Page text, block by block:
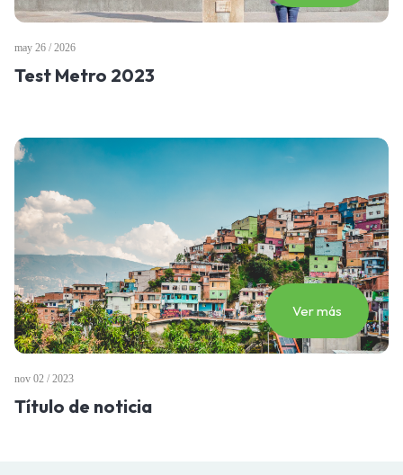
may 26 / 2026
Test Metro 2023
Ver más
nov 02 / 2023
Título de noticia